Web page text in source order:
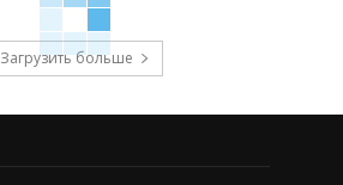
Загрузить больше